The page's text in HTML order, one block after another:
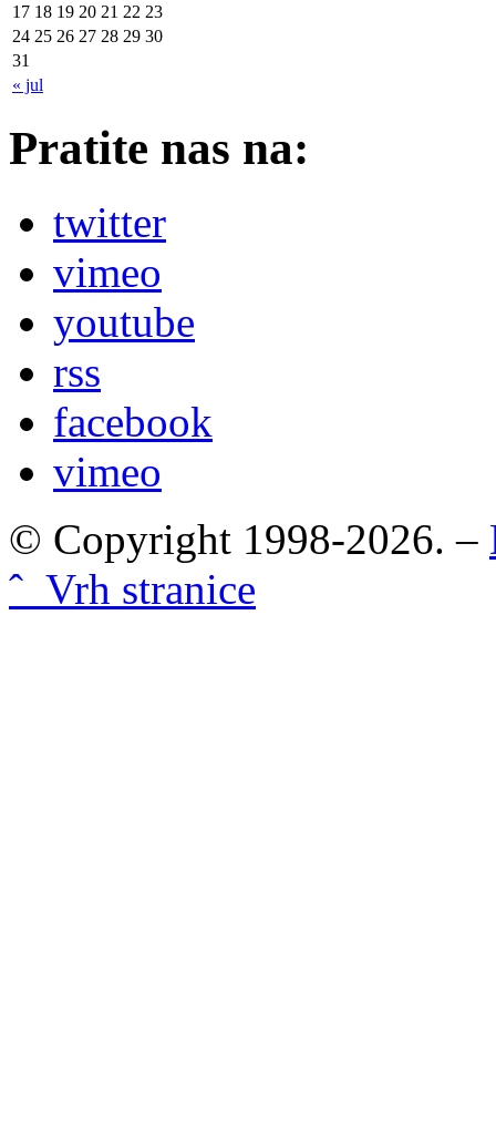
« jul
17 18 19 20 21 22 23
24 25 26 27 28 29 30
31
Pratite nas na:
twitter
vimeo
youtube
rss
facebook
vimeo
© Copyright 1998-2026. –
ˆ Vrh stranice